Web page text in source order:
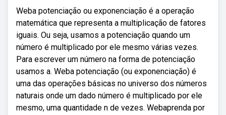
Weba potenciação ou exponenciação é a operação
matemática que representa a multiplicação de fatores
iguais. Ou seja, usamos a potenciação quando um
número é multiplicado por ele mesmo várias vezes.
Para escrever um número na forma de potenciação
usamos a. Weba potenciação (ou exponenciação) é
uma das operações básicas no universo dos números
naturais onde um dado número é multiplicado por ele
mesmo, uma quantidade n de vezes. Webaprenda por